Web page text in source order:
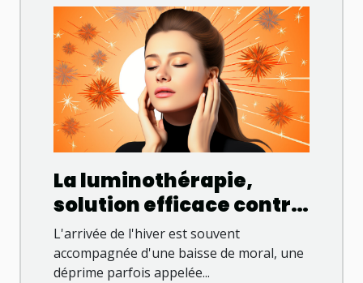
La luminothérapie,
solution efficace contre
la déprime hivernale
L'arrivée de l'hiver est souvent
accompagnée d'une baisse de moral, une
déprime parfois appelée...